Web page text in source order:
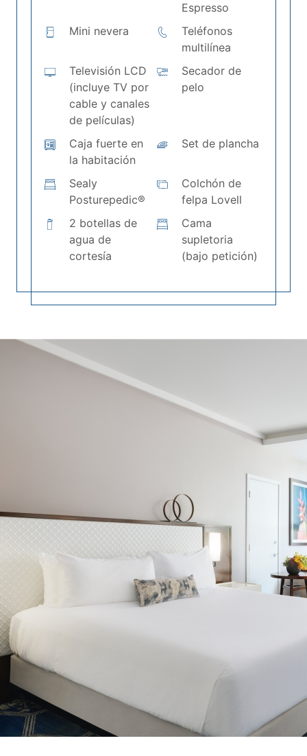
Espresso
Mini nevera
Teléfonos
multilínea
Televisión LCD
(incluye TV por
cable y canales
de películas)
Secador de
pelo
Caja fuerte en
la habitación
Set de plancha
Sealy
Posturepedic®
Colchón de
felpa Lovell
2 botellas de
agua de
cortesía
Cama
supletoria
(bajo petición)